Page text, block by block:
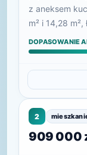
z aneksem
m² i 14,28 m²,
DOPASOWANIE
2
909 000